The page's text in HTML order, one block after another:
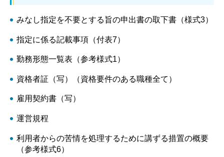
みなし指定を不要とする旨の申出書の取下書（様式3）
指定に係る記載事項（付表7）
勤務形態一覧表（参考様式1）
資格者証（写）（資格要件のある職種全て）
雇用契約書（写）
運営規程
利用者からの苦情を処理するために講ずる措置の概要
（参考様式6）